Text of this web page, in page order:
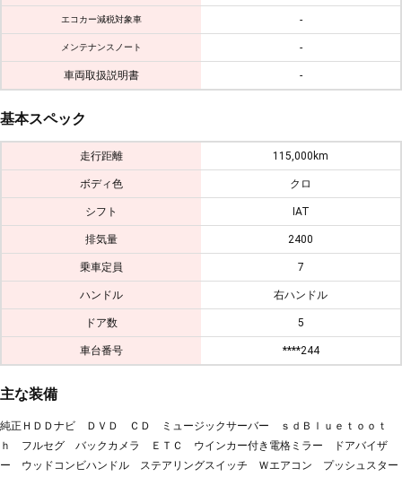
エコカー減税対象車 -
メンテナンスノート -
車両取扱説明書 -
基本スペック
走行距離 115,000km
ボディ色 クロ
シフト IAT
排気量 2400
乗車定員 7
ハンドル 右ハンドル
ドア数 5
車台番号 ****244
主な装備
純正ＨＤＤナビ ＤＶＤ ＣＤ ミュージックサーバー ｓｄＢｌｕｅｔｏｏｔ
ｈ フルセグ バックカメラ ＥＴＣ ウインカー付き電格ミラー ドアバイザ
ー ウッドコンビハンドル ステアリングスイッチ Ｗエアコン プッシュスター